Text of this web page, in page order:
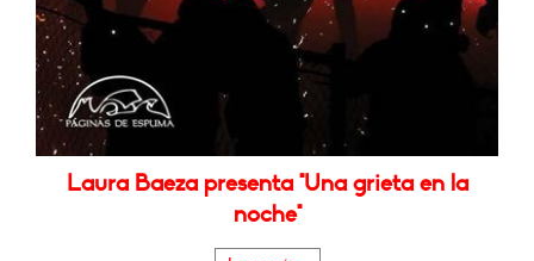
Laura Baeza presenta "Una grieta en la
noche"